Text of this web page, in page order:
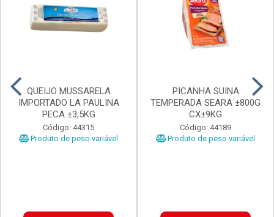
QUEIJO MUSSARELA
IMPORTADO LA PAULINA
PECA ±3,5KG
Código: 44315
Produto de peso variável
PICANHA SUINA
TEMPERADA SEARA ±800G
CX±9KG
Código: 44189
Produto de peso variável